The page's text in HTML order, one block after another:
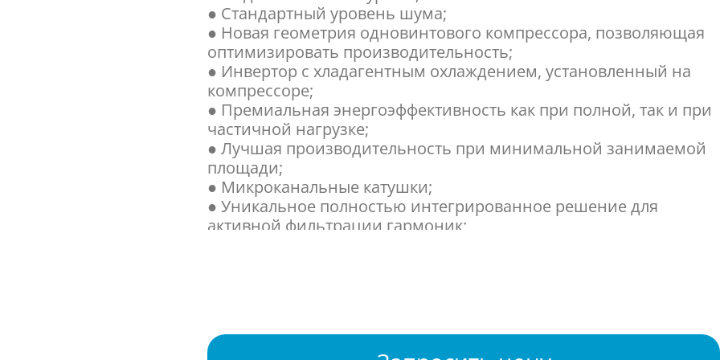
● Стандартный уровень шума;
● Новая геометрия одновинтового компрессора, позволяющая
оптимизировать производительность;
● Инвертор с хладагентным охлаждением, установленный на
компрессоре;
● Премиальная энергоэффективность как при полной, так и при
частичной нагрузке;
● Лучшая производительность при минимальной занимаемой
площади;
● Микроканальные катушки;
● Уникальное полностью интегрированное решение для
активной фильтрации гармоник;